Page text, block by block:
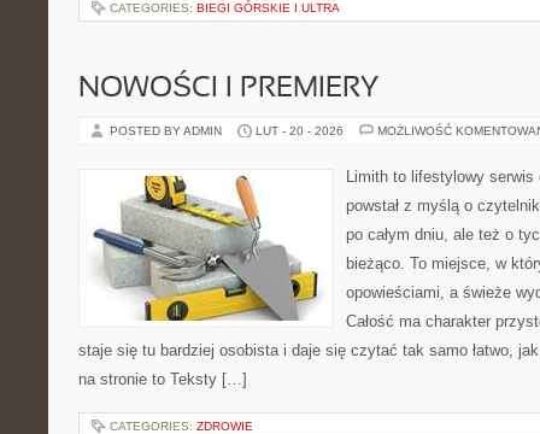
CATEGORIES: BIEGI GÓRSKIE I ULTRA
NOWOŚCI I PREMIERY
POSTED BY ADMIN LUT - 20 - 2026 MOŻLIWOŚĆ
Limith to lifestylowy
powstał z myślą o
po całym dniu, ale też o
bieżąco. To miejsce, w
opowieściami, a świeże
Całość ma charakter
staje się tu bardziej osobista i daje się czytać tak samo łatwo,
na stronie to Teksty […]
CATEGORIES: ZDROWIE